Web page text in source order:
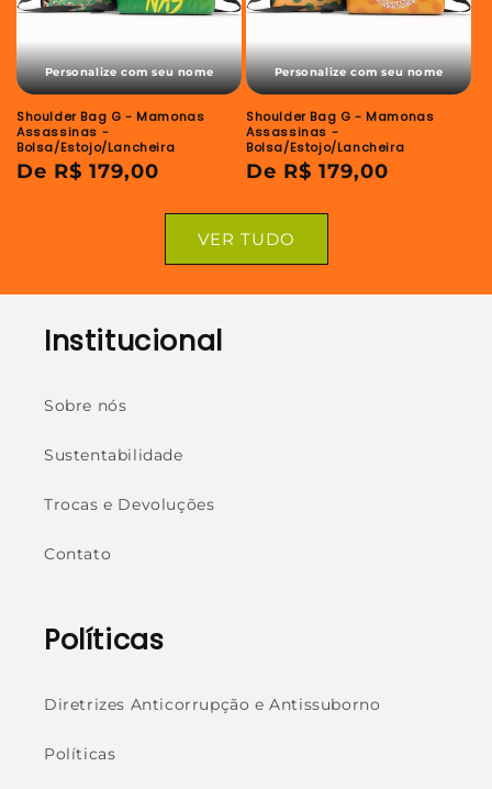
Personalize com seu nome
Shoulder Bag G - Mamonas
Assassinas -
Bolsa/Estojo/Lancheira
Preço
De R$ 179,00
Personalize com seu nome
Shoulder Bag G - Mamonas
Assassinas -
Bolsa/Estojo/Lancheira
Preço
De R$ 179,00
VER TUDO
Institucional
Sobre nós
Sustentabilidade
Trocas e Devoluções
Contato
Políticas
Diretrizes Anticorrupção e Antissuborno
Políticas